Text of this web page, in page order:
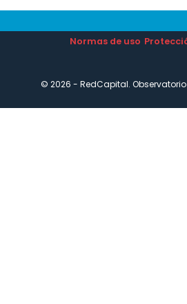
Normas de uso
© 2026 - RedCapital.